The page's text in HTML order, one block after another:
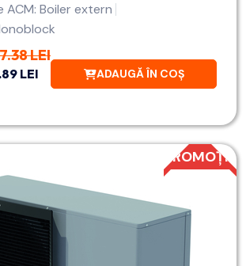
Boiler extern
LEI
LEI ADAUGĂ ÎN COȘ
PROMOȚIE